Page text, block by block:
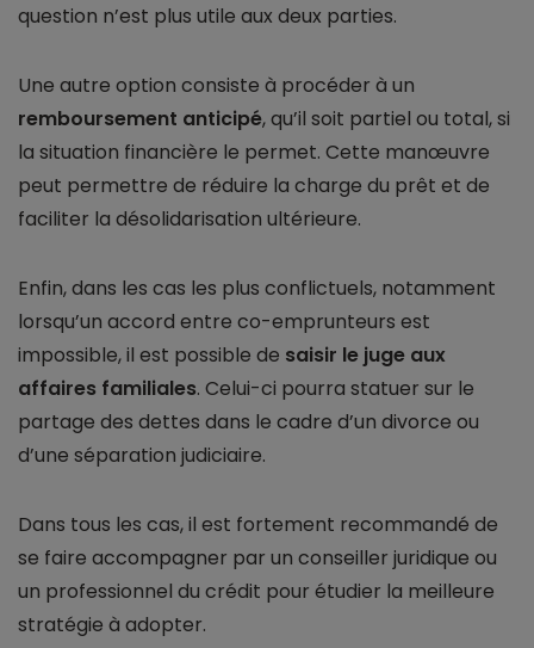
question n’est plus utile aux deux parties.
Une autre option consiste à procéder à un
remboursement anticipé, qu’il soit partiel ou total, si
la situation financière le permet. Cette manœuvre
peut permettre de réduire la charge du prêt et de
faciliter la désolidarisation ultérieure.
Enfin, dans les cas les plus conflictuels, notamment
lorsqu’un accord entre co-emprunteurs est
impossible, il est possible de saisir le juge aux
affaires familiales. Celui-ci pourra statuer sur le
partage des dettes dans le cadre d’un divorce ou
d’une séparation judiciaire.
Dans tous les cas, il est fortement recommandé de
se faire accompagner par un conseiller juridique ou
un professionnel du crédit pour étudier la meilleure
stratégie à adopter.